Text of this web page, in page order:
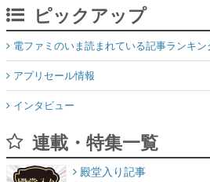
ピックアップ
電ファミのいま読まれている記事ランキン
アプリセール情報
インタビュー
連載・特集一覧
殿堂入り記事